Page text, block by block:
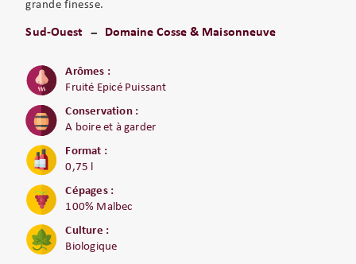
grande finesse.
Sud-Ouest Domaine Cosse & Maisonneuve
Arômes :
Fruité Epicé Puissant
Conservation :
A boire et à garder
Format :
0,75 l
Cépages :
100% Malbec
Culture :
Biologique